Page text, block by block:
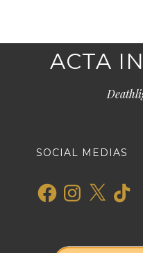
ACTA
SOCIAL MEDIAS
FacebookInstagram
X TikTok